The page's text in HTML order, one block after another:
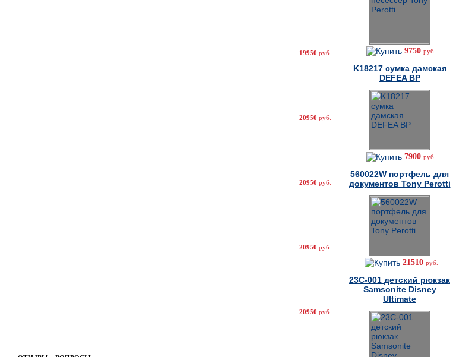
19950 руб.
20950 руб.
20950 руб.
20950 руб.
20950 руб.
9750 руб.
K18217 cумка дамская
DEFEA BP
7900 руб.
560022W портфель для
документов Tony Perotti
21510 руб.
23C-001 детский рюкзак
Samsonite Disney
Ultimate